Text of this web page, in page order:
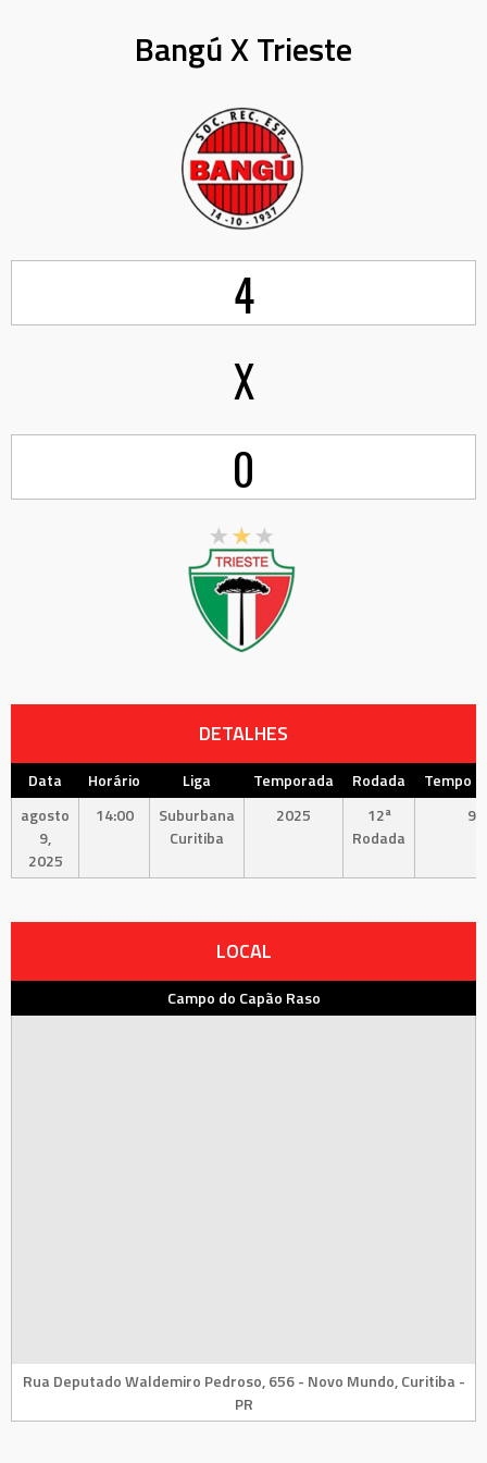
Bangú X Trieste
4
X
0
DETALHES
Data Horário Liga Temporada Rodada
Tempo
agosto
9,
2025
14:00
Suburbana
Curitiba
2025
12ª
Rodada
90'
LOCAL
Campo do Capão Raso
Rua Deputado Waldemiro Pedroso, 656 - Novo Mundo, Curitiba -
PR